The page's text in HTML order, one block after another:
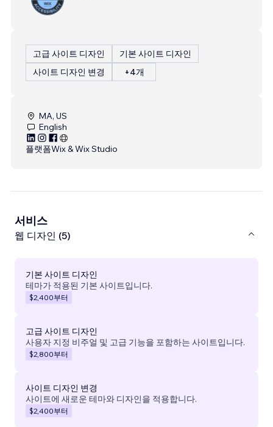
고급 사이트 디자인
기본 사이트 디자인
사이트 디자인 변경
+4개
MA, US
English
플랫폼Wix & Wix Studio
서비스
웹 디자인 (5)
기본 사이트 디자인
테마가 적용된 기본 사이트입니다.
$2,400부터
고급 사이트 디자인
사용자 지정 비주얼 및 고급 기능을 포함하는 사이트입니다.
$2,800부터
사이트 디자인 변경
사이트에 새로운 테마와 디자인을 적용합니다.
$2,400부터